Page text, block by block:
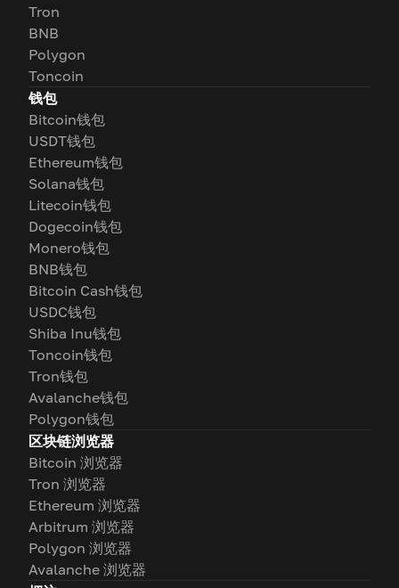
Tron
BNB
Polygon
Toncoin
钱包
Bitcoin钱包
USDT钱包
Ethereum钱包
Solana钱包
Litecoin钱包
Dogecoin钱包
Monero钱包
BNB钱包
Bitcoin Cash钱包
USDC钱包
Shiba Inu钱包
Toncoin钱包
Tron钱包
Avalanche钱包
Polygon钱包
区块链浏览器
Bitcoin 浏览器
Tron 浏览器
Ethereum 浏览器
Arbitrum 浏览器
Polygon 浏览器
Avalanche 浏览器